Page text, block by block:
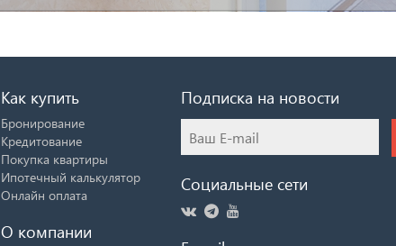
Как купить
Бронирование
Кредитование
Покупка квартиры
Ипотечный калькулятор
Онлайн оплата
О компании
Подписка на новости
Социальные сети